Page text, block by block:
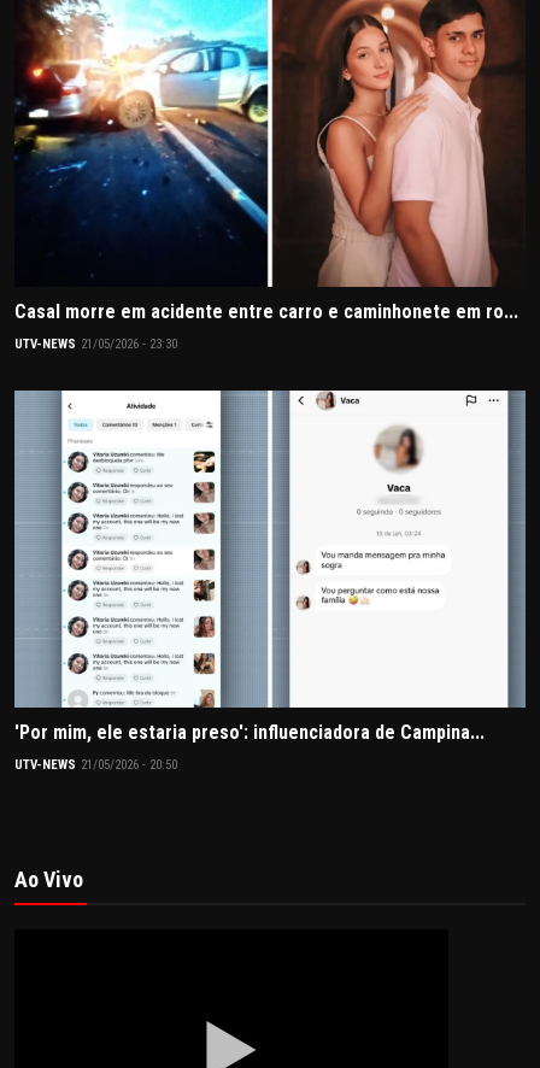
Casal morre em acidente entre carro e caminhonete em ro...
UTV-NEWS 21/05/2026 - 23:30
'Por mim, ele estaria preso': influenciadora de Campina...
UTV-NEWS 21/05/2026 - 20:50
Ao Vivo